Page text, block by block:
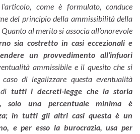
come è formulato, conduce
del principio della ammissibilità della
Quanto al merito si associa all’onorevole
sia costretto in casi eccezionali e
un provvedimento all’infuori
ammissibile e il quesito che si
di legalizzare questa eventualità
tutti i decreti-legge che la storia
solo una percentuale minima è
in tutti gli altri casi questa è un
e per esso la burocrazia, usa per